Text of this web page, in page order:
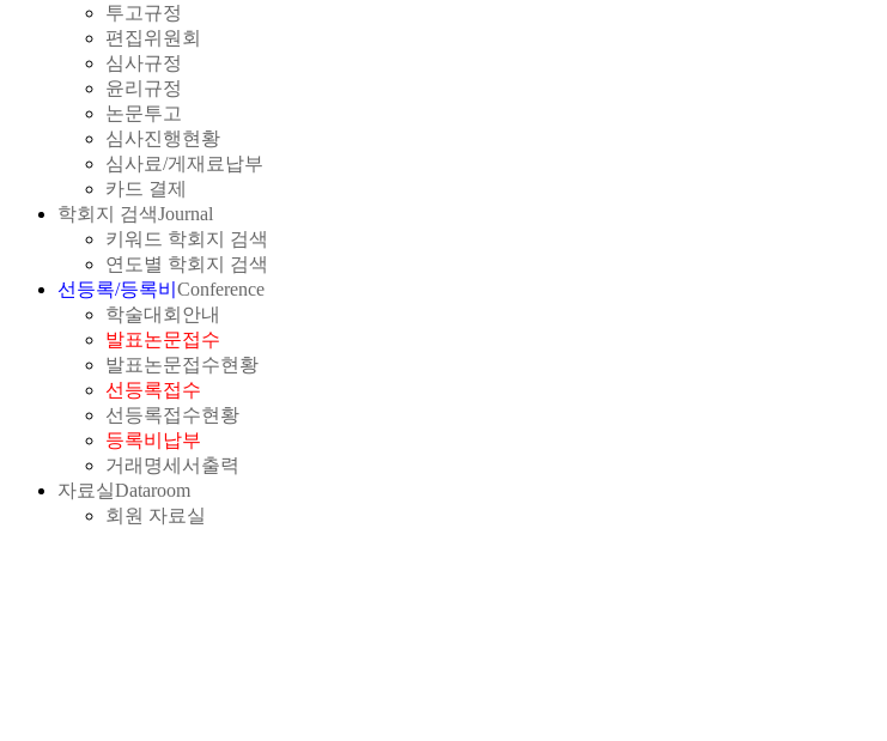
투고규정
편집위원회
심사규정
윤리규정
논문투고
심사진행현황
심사료/게재료납부
카드 결제
학회지 검색Journal
키워드 학회지 검색
연도별 학회지 검색
선등록/등록비 Conference
학술대회안내
발표논문접수
발표논문접수현황
선등록접수
선등록접수현황
등록비납부
거래명세서출력
자료실Dataroom
회원 자료실